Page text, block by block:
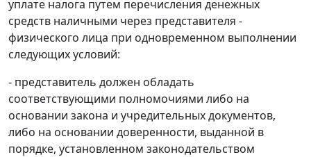
уплате налога путем перечисления денежных
средств наличными через представителя -
физического лица при одновременном выполнении
следующих условий:
- представитель должен обладать
соответствующими полномочиями либо на
основании закона и учредительных документов,
либо на основании доверенности, выданной в
порядке, установленном законодательством